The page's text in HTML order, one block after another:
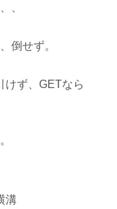
、
倒せず。
けず、GETなら
溝